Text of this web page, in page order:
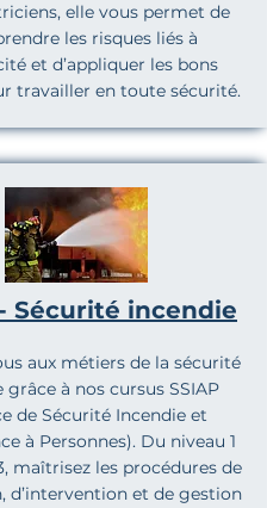
elle vous permet de
les risques liés à
et d’appliquer les bons
travailler en toute sécurité.
Sécurité incendie
aux métiers de la sécurité
grâce à nos cursus SSIAP
de Sécurité Incendie et
à Personnes). Du niveau 1
maîtrisez les procédures de
d’intervention et de gestion